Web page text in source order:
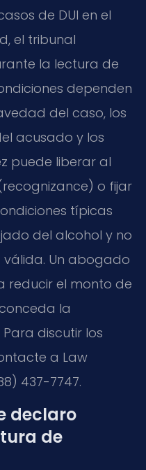
de DUI en el
el tribunal
la lectura de
dependen
del caso, los
acusado y los
puede liberar al
o fijar
típicas
del alcohol y no
válida. Un abogado
reducir el monto de
la
discutir los
a Law
437-7747.
declaro
de